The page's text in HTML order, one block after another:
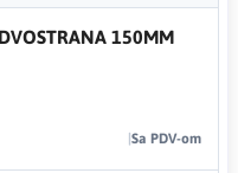
150MM
Sa PDV-om